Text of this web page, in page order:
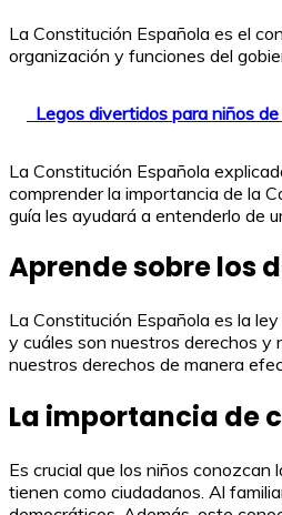
La Constitución Española es el
organización y funciones del
Legos divertidos para niños
La Constitución Española
comprender la importancia de la
guía les ayudará a entenderlo de
Aprende sobre los
La Constitución Española es la
y cuáles son nuestros derechos y
nuestros derechos de manera
La importancia de
Es crucial que los niños
tienen como ciudadanos. Al